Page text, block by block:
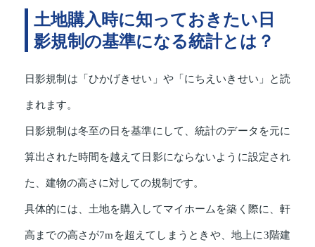
土地購入時に知っておきたい日
影規制の基準になる統計とは？
日影規制は「ひかげきせい」や「にちえいきせい」と読
まれます。
日影規制は冬至の日を基準にして、統計のデータを元に
算出された時間を越えて日影にならないように設定され
た、建物の高さに対しての規制です。
具体的には、土地を購入してマイホームを築く際に、軒
高までの高さが7mを超えてしまうときや、地上に3階建